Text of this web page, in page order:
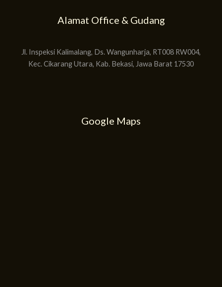
Alamat Office & Gudang
Jl. Inspeksi Kalimalang, Ds. Wangunharja, RT008 RW004,
Kec. Cikarang Utara, Kab. Bekasi, Jawa Barat 17530
Google Maps